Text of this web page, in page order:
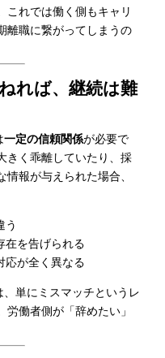
これでは働く側もキャリ
離職に繋がってしまうの
れば、継続は難
一定の信頼関係が必要で
きく乖離していたり、採
報が与えられた場合、
う
在を告げられる
応が全く異なる
、単にミスマッチというレ
労働者側が「辞めたい」